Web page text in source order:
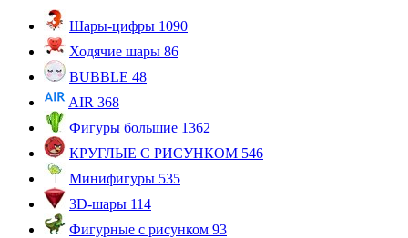
Шары-цифры 1090
Ходячие шары 86
BUBBLE 48
AIR 368
Фигуры большие 1362
КРУГЛЫЕ С РИСУНКОМ 546
Минифигуры 535
3D-шары 114
Фигурные с рисунком 93